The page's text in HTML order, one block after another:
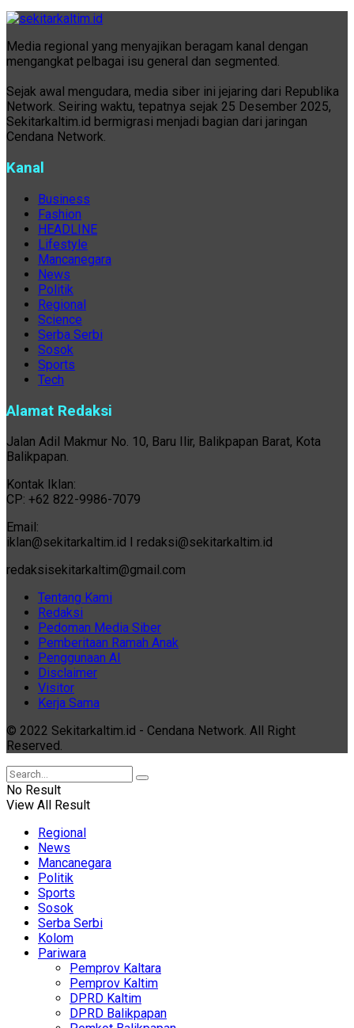
Media regional yang menyajikan beragam kanal dengan
mengangkat pelbagai isu general dan segmented.
Sejak awal mengudara, media siber ini jejaring dari Republika
Network. Seiring waktu, tepatnya sejak 25 Desember 2025,
Sekitarkaltim.id bermigrasi menjadi bagian dari jaringan
Cendana Network.
Kanal
Business
Fashion
HEADLINE
Lifestyle
Mancanegara
News
Politik
Regional
Science
Serba Serbi
Sosok
Sports
Tech
Alamat Redaksi
Jalan Adil Makmur No. 10, Baru Ilir, Balikpapan Barat, Kota
Balikpapan.
Kontak Iklan:
CP: +62 822-9986-7079
Email:
iklan@sekitarkaltim.id I redaksi@sekitarkaltim.id
redaksisekitarkaltim@gmail.com
Tentang Kami
Redaksi
Pedoman Media Siber
Pemberitaan Ramah Anak
Penggunaan AI
Disclaimer
Visitor
Kerja Sama
© 2022 Sekitarkaltim.id - Cendana Network. All Right
Reserved.
No Result
View All Result
Regional
News
Mancanegara
Politik
Sports
Sosok
Serba Serbi
Kolom
Pariwara
Pemprov Kaltara
Pemprov Kaltim
DPRD Kaltim
DPRD Balikpapan